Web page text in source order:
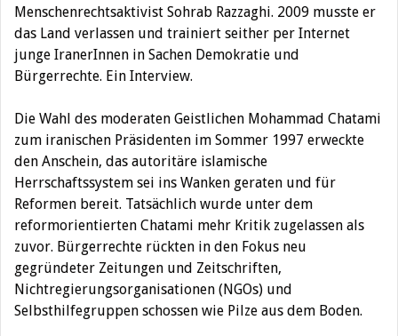
Menschenrechtsaktivist Sohrab Razzaghi. 2009 musste er
das Land verlassen und trainiert seither per Internet
junge IranerInnen in Sachen Demokratie und
Bürgerrechte. Ein Interview.
Die Wahl des moderaten Geistlichen Mohammad Chatami
zum iranischen Präsidenten im Sommer 1997 erweckte
den Anschein, das autoritäre islamische
Herrschaftssystem sei ins Wanken geraten und für
Reformen bereit. Tatsächlich wurde unter dem
reformorientierten Chatami mehr Kritik zugelassen als
zuvor. Bürgerrechte rückten in den Fokus neu
gegründeter Zeitungen und Zeitschriften,
Nichtregierungsorganisationen (NGOs) und
Selbsthilfegruppen schossen wie Pilze aus dem Boden.